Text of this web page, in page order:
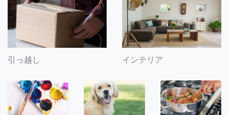
引っ越し インテリア